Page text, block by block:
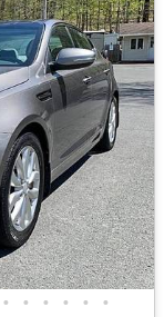
• • • • • •